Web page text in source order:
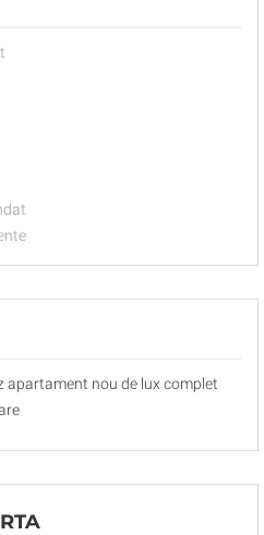
apartament nou de lux complet